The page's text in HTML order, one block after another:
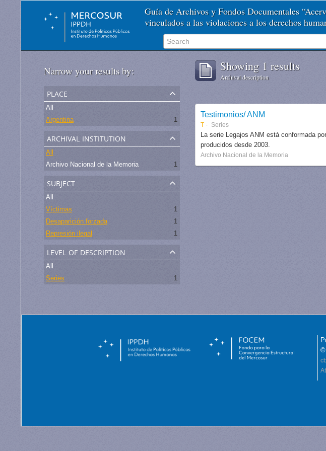
Guía de Archivos y Fondos Documentales
vinculados a las violaciones a los derechos
Narrow your results by:
place
All
Argentina
1
archival institution
All
Archivo Nacional de la Memoria
1
subject
All
Víctimas
1
Desaparición forzada
1
Represión ilegal
1
level of description
All
Series
1
Showing 1 results
Archival description
Testimonios/ ANM
T Series
La serie Legajos ANM está conformada
producidos desde 2003.
Archivo Nacional de la Memoria
©